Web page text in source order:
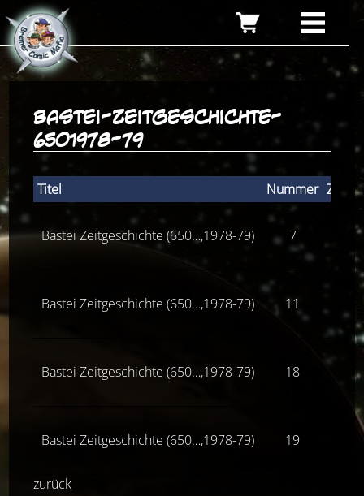
bastei-zeitgeschichte-
6501978-79
Titel Nummer
Bastei Zeitgeschichte (650…,1978-79) 7 Z(2)
Bastei Zeitgeschichte (650…,1978-79) 11
Bastei Zeitgeschichte (650…,1978-79) 18 Z(2)
Bastei Zeitgeschichte (650…,1978-79) 19
zurück